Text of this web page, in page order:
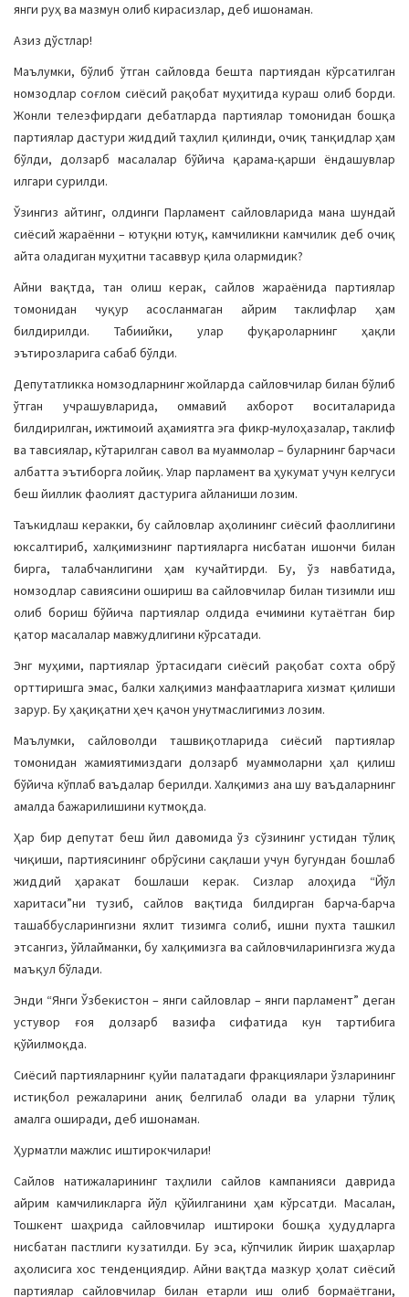
янги руҳ ва мазмун олиб кирасизлар, деб ишонаман.
Азиз дўстлар!
Маълумки, бўлиб ўтган сайловда бешта партиядан кўрсатилган
номзодлар соғлом сиёсий рақобат муҳитида кураш олиб борди.
Жонли телеэфирдаги дебатларда партиялар томонидан бошқа
партиялар дастури жиддий таҳлил қилинди, очиқ танқидлар ҳам
бўлди, долзарб масалалар бўйича қарама-қарши ёндашувлар
илгари сурилди.
Ўзингиз айтинг, олдинги Парламент сайловларида мана шундай
сиёсий жараённи – ютуқни ютуқ, камчиликни камчилик деб очиқ
айта оладиган муҳитни тасаввур қила олармидик?
Айни вақтда, тан олиш керак, сайлов жараёнида партиялар
томонидан чуқур асосланмаган айрим таклифлар ҳам
билдирилди. Табиийки, улар фуқароларнинг ҳақли
эътирозларига сабаб бўлди.
Депутатликка номзодларнинг жойларда сайловчилар билан бўлиб
ўтган учрашувларида, оммавий ахборот воситаларида
билдирилган, ижтимоий аҳамиятга эга фикр-мулоҳазалар, таклиф
ва тавсиялар, кўтарилган савол ва муаммолар – буларнинг барчаси
албатта эътиборга лойиқ. Улар парламент ва ҳукумат учун келгуси
беш йиллик фаолият дастурига айланиши лозим.
Таъкидлаш керакки, бу сайловлар аҳолининг сиёсий фаоллигини
юксалтириб, халқимизнинг партияларга нисбатан ишончи билан
бирга, талабчанлигини ҳам кучайтирди. Бу, ўз навбатида,
номзодлар савиясини ошириш ва сайловчилар билан тизимли иш
олиб бориш бўйича партиялар олдида ечимини кутаётган бир
қатор масалалар мавжудлигини кўрсатади.
Энг муҳими, партиялар ўртасидаги сиёсий рақобат сохта обрў
орттиришга эмас, балки халқимиз манфаатларига хизмат қилиши
зарур. Бу ҳақиқатни ҳеч қачон унутмаслигимиз лозим.
Маълумки, сайловолди ташвиқотларида сиёсий партиялар
томонидан жамиятимиздаги долзарб муаммоларни ҳал қилиш
бўйича кўплаб ваъдалар берилди. Халқимиз ана шу ваъдаларнинг
амалда бажарилишини кутмоқда.
Ҳар бир депутат беш йил давомида ўз сўзининг устидан тўлиқ
чиқиши, партиясининг обрўсини сақлаши учун бугундан бошлаб
жиддий ҳаракат бошлаши керак. Сизлар алоҳида “Йўл
харитаси”ни тузиб, сайлов вақтида билдирган барча-барча
ташаббусларингизни яхлит тизимга солиб, ишни пухта ташкил
этсангиз, ўйлайманки, бу халқимизга ва сайловчиларингизга жуда
маъқул бўлади.
Энди “Янги Ўзбекистон – янги сайловлар – янги парламент” деган
устувор ғоя долзарб вазифа сифатида кун тартибига
қўйилмоқда.
Сиёсий партияларнинг қуйи палатадаги фракциялари ўзларининг
истиқбол режаларини аниқ белгилаб олади ва уларни тўлиқ
амалга оширади, деб ишонаман.
Ҳурматли мажлис иштирокчилари!
Сайлов натижаларининг таҳлили сайлов кампанияси даврида
айрим камчиликларга йўл қўйилганини ҳам кўрсатди. Масалан,
Тошкент шаҳрида сайловчилар иштироки бошқа ҳудудларга
нисбатан пастлиги кузатилди. Бу эса, кўпчилик йирик шаҳарлар
аҳолисига хос тенденциядир. Айни вақтда мазкур ҳолат сиёсий
партиялар сайловчилар билан етарли иш олиб бормаётгани,